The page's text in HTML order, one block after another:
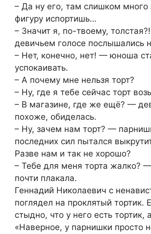
– Да ну его, там слишком много
фигуру испортишь…
– Значит я, по-твоему,
девичьем голосе послышались
– Нет, конечно, нет! — юноша
успокаивать.
– А почему мне нельзя торт?
– Ну, где я тебе сейчас торт
– В магазине, где же ещё? —
похоже, обиделась.
– Ну, зачем нам торт? —
последних сил пытался
Разве нам и так не хорошо?
– Тебе для меня торта жалко?
почти плакала.
Геннадий Николаевич с
поглядел на проклятый тортик.
стыдно, что у него есть тортик,
«Наверное, у парнишки просто